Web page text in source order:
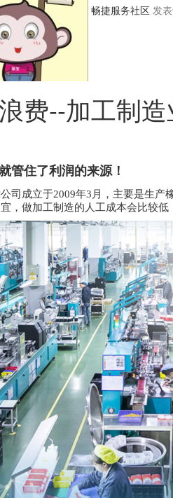
畅捷服务社区 发
费--加工制
管住了利润的来源！
司成立于2009年3月，主要是生产
，做加工制造的人工成本会比较